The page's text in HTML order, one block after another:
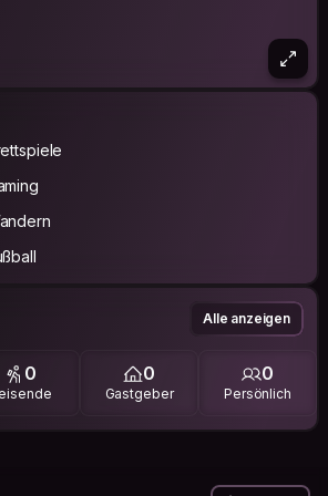
Alle anzeigen
0 0
Gastgeber
0
Persönlich